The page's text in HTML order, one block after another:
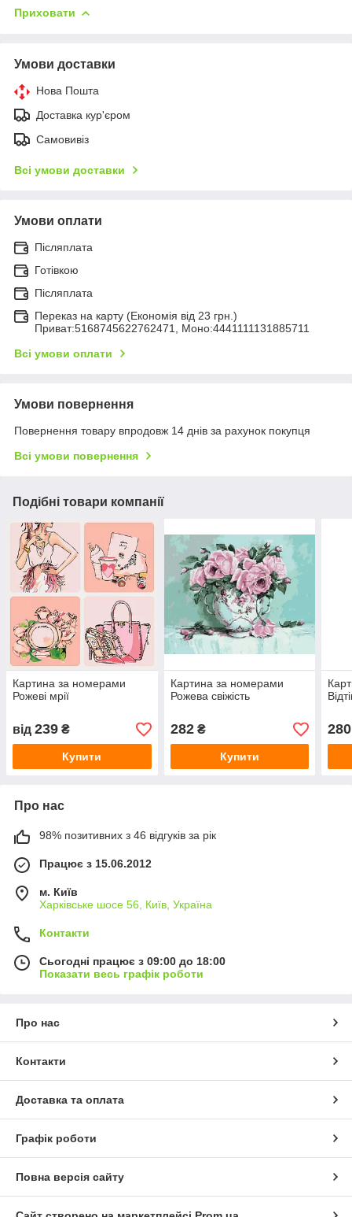
Приховати
Умови доставки
Нова Пошта
Доставка кур'єром
Самовивіз
Всі умови доставки
Умови оплати
Післяплата
Готівкою
Післяплата
Переказ на карту (Економія від 23 грн.)
Приват:5168745622762471, Моно:4441111131885711
Всі умови оплати
Умови повернення
Повернення товару впродовж 14 днів за рахунок покупця
Всі умови повернення
Подібні товари компанії
Картина за номерами
Рожеві мрії
від 239 ₴
Купити
Картина за номерами
Рожева свіжість
282₴
Купити
280
Про нас
98% позитивних з 46 відгуків за рік
Працює з 15.06.2012
м. Київ
Харківське шосе 56, Київ, Україна
Контакти
Сьогодні працює з 09:00 до 18:00
Показати весь графік роботи
Про нас
Контакти
Доставка та оплата
Графік роботи
Повна версія сайту